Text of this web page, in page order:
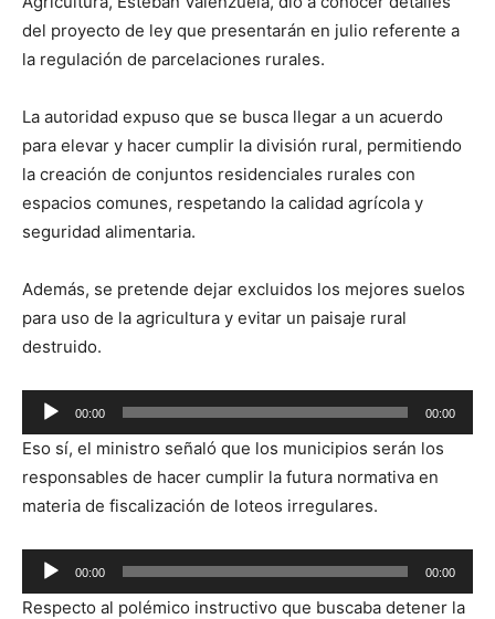
del proyecto de ley que presentarán en julio referente a
la regulación de parcelaciones rurales.
La autoridad expuso que se busca llegar a un acuerdo
para elevar y hacer cumplir la división rural, permitiendo
la creación de conjuntos residenciales rurales con
espacios comunes, respetando la calidad agrícola y
seguridad alimentaria.
Además, se pretende dejar excluidos los mejores suelos
para uso de la agricultura y evitar un paisaje rural
destruido.
Reproductor
de
audio
00:00 00:00
Eso sí, el ministro señaló que los municipios serán los
responsables de hacer cumplir la futura normativa en
materia de fiscalización de loteos irregulares.
Reproductor
de
00:00 00:00
Respecto al polémico instructivo que buscaba detener la